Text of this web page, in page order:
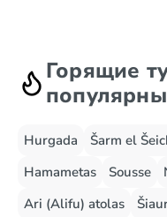
Горящие
Hurgada Šarm el
Hamametas
Sousse
Ari (Alifu) atolas